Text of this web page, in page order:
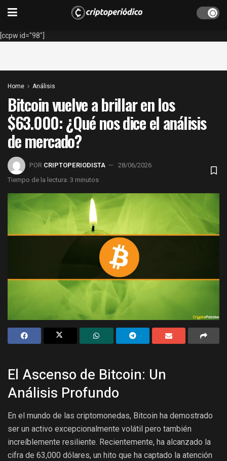
[ccpw id="98"]
Home Análisis
Bitcoin vuelve a brillar en los
$63.000: ¿Qué nos dice el análisis
de mercado?
POR CRIPTOPERIODISTA
28/06/2026
Tiempo de la lectura: 3 minutos
El Ascenso de Bitcoin: Un
Análisis Profundo
En el mundo de las criptomonedas, Bitcoin ha demostrado
ser un activo excepcionalmente volátil pero también
increíblemente resiliente. Recientemente, ha alcanzado la
cifra de 63,000 dólares, un hito que ha captado la atención